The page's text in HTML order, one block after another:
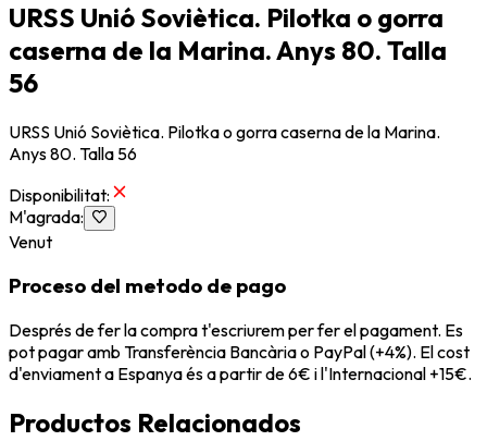
URSS Unió Soviètica. Pilotka o gorra
caserna de la Marina. Anys 80. Talla
56
URSS Unió Soviètica. Pilotka o gorra caserna de la Marina.
Anys 80. Talla 56
Disponibilitat:
M'agrada:
Venut
Proceso del metodo de pago
Després de fer la compra t'escriurem per fer el pagament. Es
pot pagar amb Transferència Bancària o PayPal (+4%). El cost
d'enviament a Espanya és a partir de 6€ i l'Internacional +15€.
Productos Relacionados